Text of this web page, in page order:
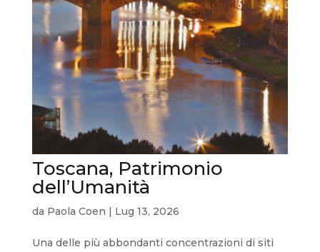
Toscana, Patrimonio
dell’Umanità
da Paola Coen Lug 13, 2026
Una delle più abbondanti concentrazioni di siti